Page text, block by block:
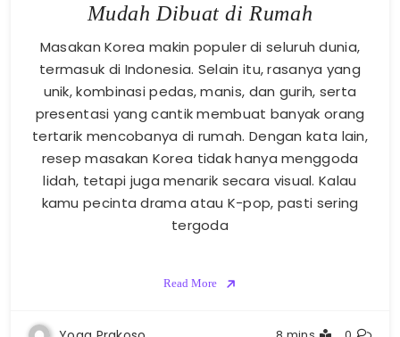
Mudah Dibuat di Rumah
Masakan Korea makin populer di seluruh dunia,
termasuk di Indonesia. Selain itu, rasanya yang
unik, kombinasi pedas, manis, dan gurih, serta
presentasi yang cantik membuat banyak orang
tertarik mencobanya di rumah. Dengan kata lain,
resep masakan Korea tidak hanya menggoda
lidah, tetapi juga menarik secara visual. Kalau
kamu pecinta drama atau K-pop, pasti sering
tergoda
Read More